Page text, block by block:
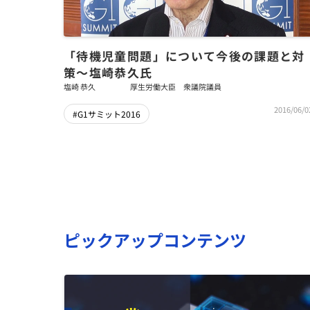
「待機児童問題」について今後の課題と対
策～塩崎恭久氏
塩崎 恭久 厚生労働大臣 衆議院議員
#G1サミット2016 2016/06/
ピックアップコンテンツ